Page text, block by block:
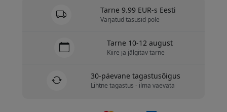
Tarne 9.99 EUR-s Eesti
Varjatud tasusid pole
Tarne 10-12 august
Kiire ja jälgitav tarne
30-päevane tagastusõigus
Lihtne tagastus - ilma vaevata